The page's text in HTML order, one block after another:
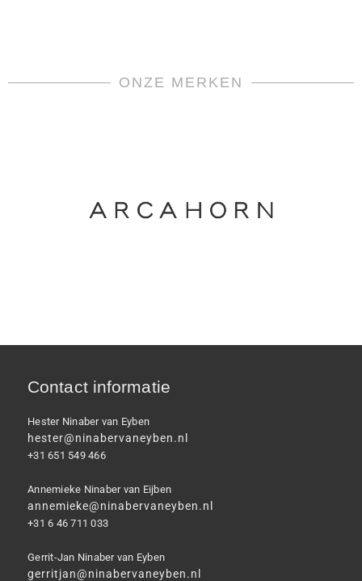
ONZE MERKEN
Contact informatie
Hester Ninaber van Eyben
hester@ninabervaneyben.nl
+31 651 549 466
Annemieke Ninaber van Eijben
annemieke@ninabervaneyben.nl
+31 6 46 711 033
Gerrit-Jan Ninaber van Eyben
gerritjan@ninabervaneyben.nl